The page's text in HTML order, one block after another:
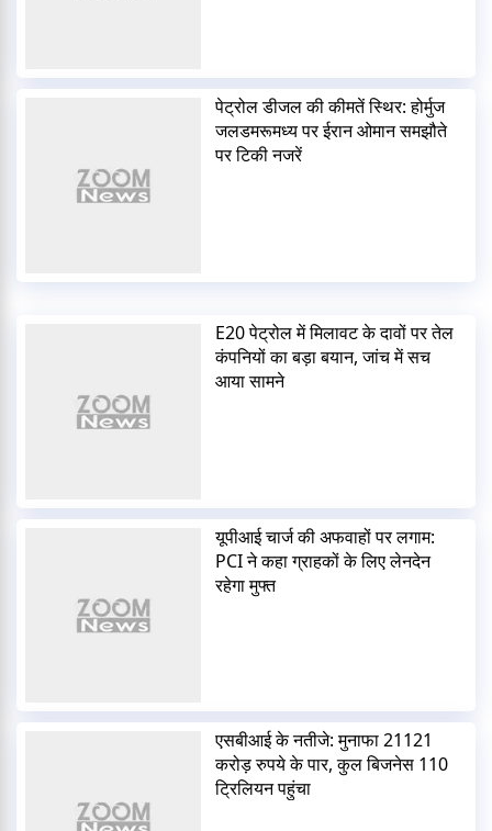
पेट्रोल डीजल की कीमतें स्थिर: होर्मुज
जलडमरूमध्य पर ईरान ओमान समझौते
पर टिकी नजरें
E20 पेट्रोल में मिलावट के दावों पर तेल
कंपनियों का बड़ा बयान, जांच में सच
आया सामने
यूपीआई चार्ज की अफवाहों पर लगाम:
PCI ने कहा ग्राहकों के लिए लेनदेन
रहेगा मुफ्त
एसबीआई के नतीजे: मुनाफा 21121
करोड़ रुपये के पार, कुल बिजनेस 110
ट्रिलियन पहुंचा